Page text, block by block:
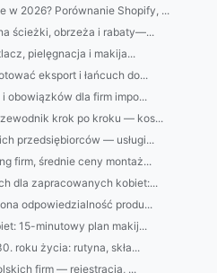
w 2026? Porównanie Shopify, ...
ścieżki, obrzeża i rabaty—...
pielęgnacja i makija...
eksport i łańcuch do...
obowiązków dla firm impo...
krok po kroku — kos...
przedsiębiorców — usługi...
firm, średnie ceny montaż...
dla zapracowanych kobiet:...
odpowiedzialność produ...
15-minutowy plan makij...
roku życia: rutyna, skła...
firm — rejestracja, ...